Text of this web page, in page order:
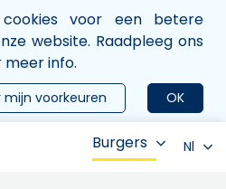
voor een betere
website. Raadpleeg ons
meer info.
OK
mijn voorkeuren
Burgers Nl